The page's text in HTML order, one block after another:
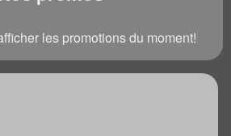
les promotions du moment!